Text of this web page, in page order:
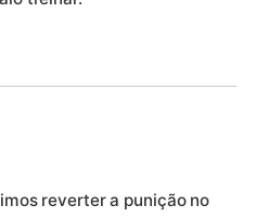
reverter a punição no